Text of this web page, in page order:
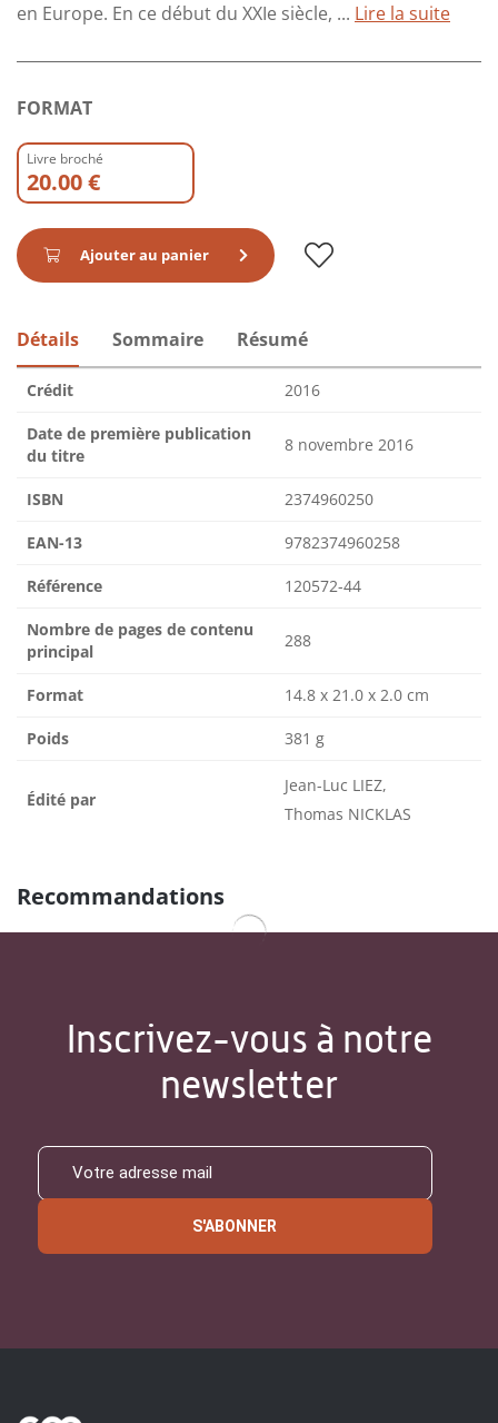
en Europe. En ce début du XXIe siècle, ... Lire la suite
FORMAT
Livre broché
20.00 €
Ajouter au panier
Détails Sommaire Résumé
Crédit 2016
Date de première publication
du titre
8 novembre 2016
ISBN 2374960250
EAN-13 9782374960258
Référence 120572-44
Nombre de pages de contenu
principal
288
Format 14.8 x 21.0 x 2.0 cm
Poids 381 g
Édité par
Jean-Luc LIEZ,
Thomas NICKLAS
Recommandations
Inscrivez-vous à notre
newsletter
S'ABONNER